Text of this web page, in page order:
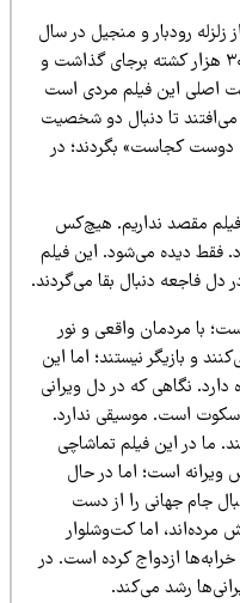
رودبار و منجیل در سال
می‌افتد. زلزله‌ای که بیش از ۳۰ هزار کشته برجای گذاشت و
این فیلم مردی است
تا دنبال دو شخصیت
کجاست» بگردند؛ در
مقصد نداریم. هیچ‌کس
دیده می‌شود. این فیلم
دنبال بقا می‌گردند.
با مردمان واقعی و نور
نیستند؛ اما این
نگاهی که در دل ویرانی
است. موسیقی ندارد.
این فیلم تماشاچی
است؛ اما در حال
جهانی را از دست
اما کت‌وشلوار
ازدواج کرده است. در
رشد می‌کند.